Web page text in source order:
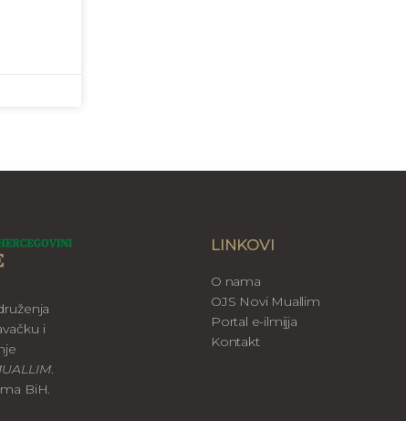
i
.
BiH.
LINKOVI
O nama
OJS Novi Muallim
Portal e-ilmijja
Kontakt